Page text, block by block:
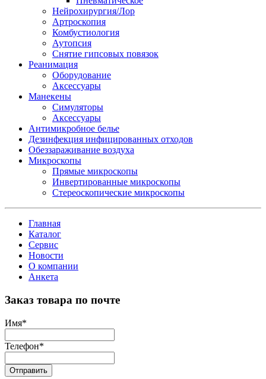
Нейрохирургия/Лор
Артроскопия
Комбустиология
Аутопсия
Снятие гипсовых повязок
Реанимация
Оборудование
Аксессуары
Манекены
Симуляторы
Аксессуары
Антимикробное белье
Дезинфекция инфицированных отходов
Обеззараживание воздуха
Микроскопы
Прямые микроскопы
Инвертированные микроскопы
Стереоскопические микроскопы
Главная
Каталог
Сервис
Новости
О компании
Анкета
Заказ товара по почте
Имя*
Телефон*
Отправить